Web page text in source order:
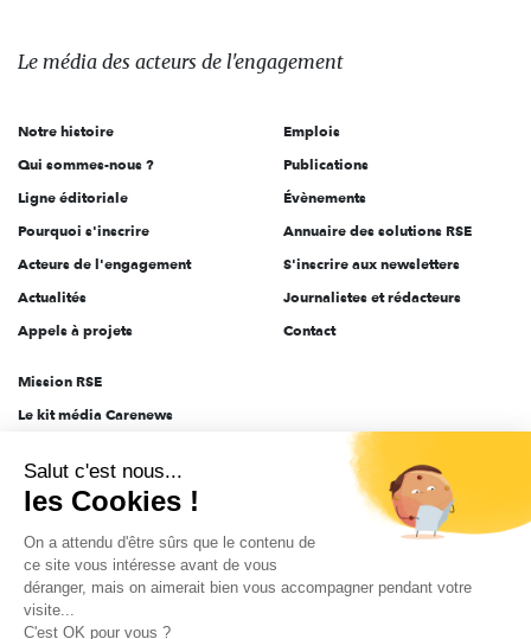
des
l'engagement
Le média des acteurs de l'engagement
Notre histoire
Qui sommes-nous ?
Ligne éditoriale
Pourquoi s'inscrire
Acteurs de l'engagement
Actualités
Appels à projets
Emplois
Publications
Évènements
Annuaire des solutions RSE
S'inscrire aux newsletters
Journalistes et rédacteurs
Contact
Mission RSE
Le kit média Carenews
AEF info
Novethic
PRODURABLE
Inclusiv Day
Salut c'est nous...
les Cookies !
On a attendu d'être sûrs que le contenu de
ce site vous intéresse avant de vous
déranger, mais on aimerait bien vous accompagner pendant votre
visite...
C'est OK pour vous ?